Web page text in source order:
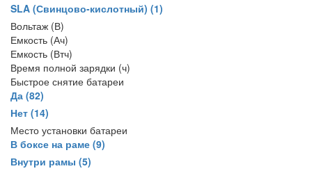
SLA (Свинцово-кислотный) (1)
Вольтаж (В)
Емкость (Ач)
Емкость (Втч)
Время полной зарядки (ч)
Быстрое снятие батареи
Да (82)
Нет (14)
Место установки батареи
В боксе на раме (9)
Внутри рамы (5)